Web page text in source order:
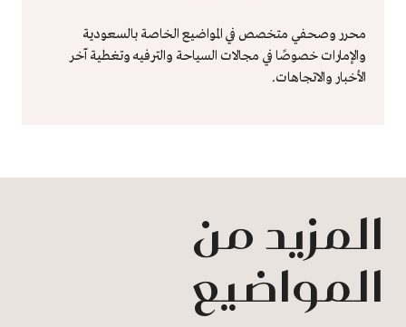
محرر وصحفي متخصص في المواضيع الخاصة بالسعودية
والإمارات خصوصًا في مجالات السياحة والترفيه وتغطية آخر
الأخبار والاتجاهات.
المزيد من
المواضيع